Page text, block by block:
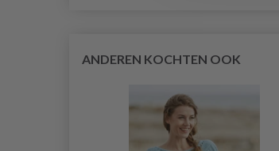
ANDEREN KOCHTEN OOK